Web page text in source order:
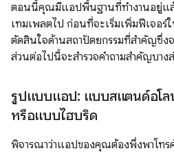
ตอนนี้คุณมีแอปพื้นฐานที่ทำงานอยู่แล้
เทมเพลตไป ก่อนที่จะเริ่มเพิ่มฟีเจอร์
ตัดสินใจด้านสถาปัตยกรรมที่สำคัญซึ่
ส่วนต่อไปนี้จะสำรวจคำถามสำคัญบาง
รูปแบบแอป: แบบสแตนด์อโ
หรือแบบไฮบริด
พิจารณาว่าแอปของคุณต้องพึ่งพาโท